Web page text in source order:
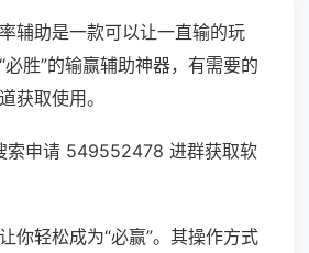
辅助是一款可以让一直输的玩
胜”的输赢辅助神器，有需要的
获取使用。
索申请 549552478 进群获取软
你轻松成为“必赢”。其操作方式